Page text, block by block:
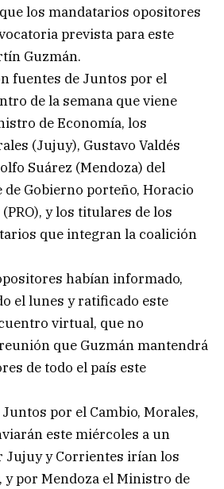
los mandatarios opositores
prevista para este
Guzmán.
fuentes de Juntos por el
de la semana que viene
de Economía, los
(Jujuy), Gustavo Valdés
Suárez (Mendoza) del
Gobierno porteño, Horacio
y los titulares de los
que integran la coalición
habían informado,
el lunes y ratificado este
virtual, que no
que Guzmán mantendrá
de todo el país este
por el Cambio, Morales,
este miércoles a un
Jujuy y Corrientes irían los
y por Mendoza el Ministro de